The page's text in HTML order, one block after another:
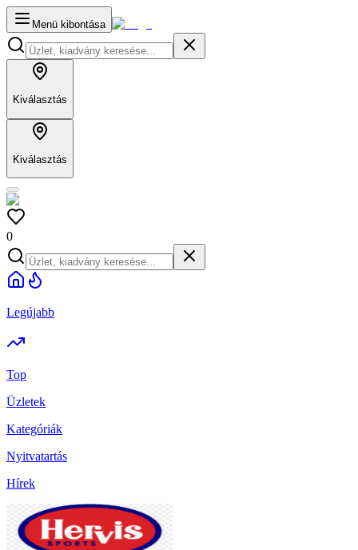
Menü kibontása
Kiválasztás
Kiválasztás
0
Legújabb
Top
Üzletek
Kategóriák
Nyitvatartás
Hírek